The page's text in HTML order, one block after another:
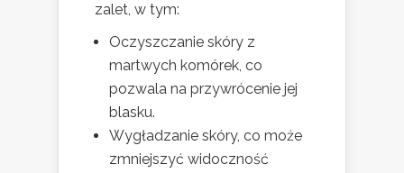
zalet, w tym:
Oczyszczanie skóry z
martwych komórek, co
pozwala na przywrócenie jej
blasku.
Wygładzanie skóry, co może
zmniejszyć widoczność